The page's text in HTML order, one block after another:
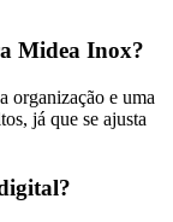
Midea Inox?
organização e uma
já que se ajusta